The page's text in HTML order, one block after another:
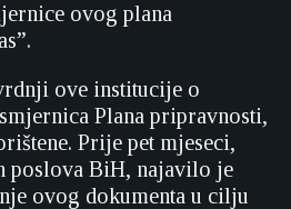
ovog plana
ove institucije o
Plana pripravnosti,
Prije pet mjeseci,
poslova BiH, najavilo je
ovog dokumenta u cilju